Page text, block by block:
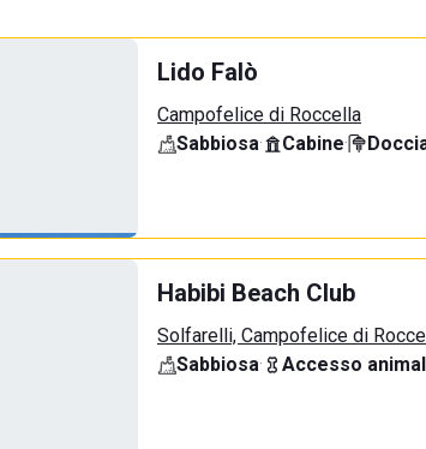
Lido Falò
Campofelice di Roccella
Sabbiosa· Cabine·
Habibi Beach Club
Solfarelli, Campofelice di
Sabbiosa· Accesso